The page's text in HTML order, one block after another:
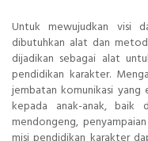
Untuk mewujudkan visi
dibutuhkan alat dan
dijadikan sebagai alat
pendidikan karakter.
jembatan komunikasi yang
kepada anak-anak, baik
mendongeng,